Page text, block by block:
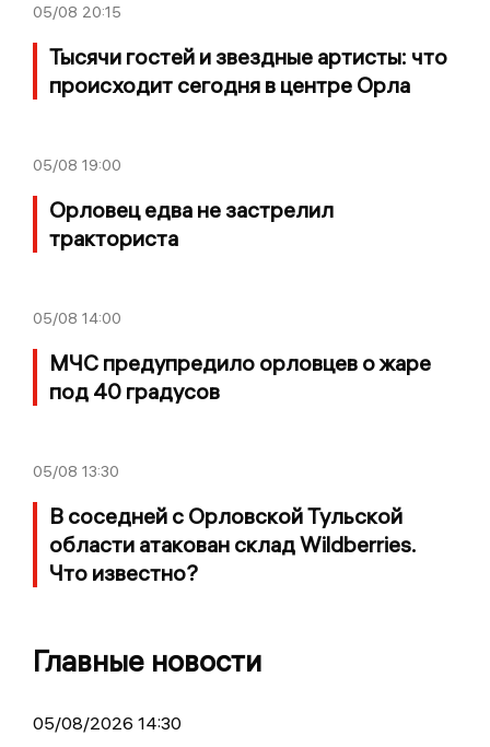
05/08 20:15
Тысячи гостей и звездные артисты: что
происходит сегодня в центре Орла
05/08 19:00
Орловец едва не застрелил
тракториста
05/08 14:00
МЧС предупредило орловцев о жаре
под 40 градусов
05/08 13:30
В соседней с Орловской Тульской
области атакован склад Wildberries.
Что известно?
Главные новости
05/08/2026 14:30